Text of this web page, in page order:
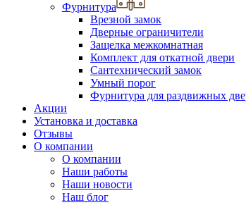
Фурнитура
Врезной замок
Дверные ограничители
Защелка межкомнатная
Комплект для откатной двери
Сантехнический замок
Умный порог
Фурнитура для раздвижных
Акции
Установка и доставка
Отзывы
О компании
О компании
Наши работы
Наши новости
Наш блог